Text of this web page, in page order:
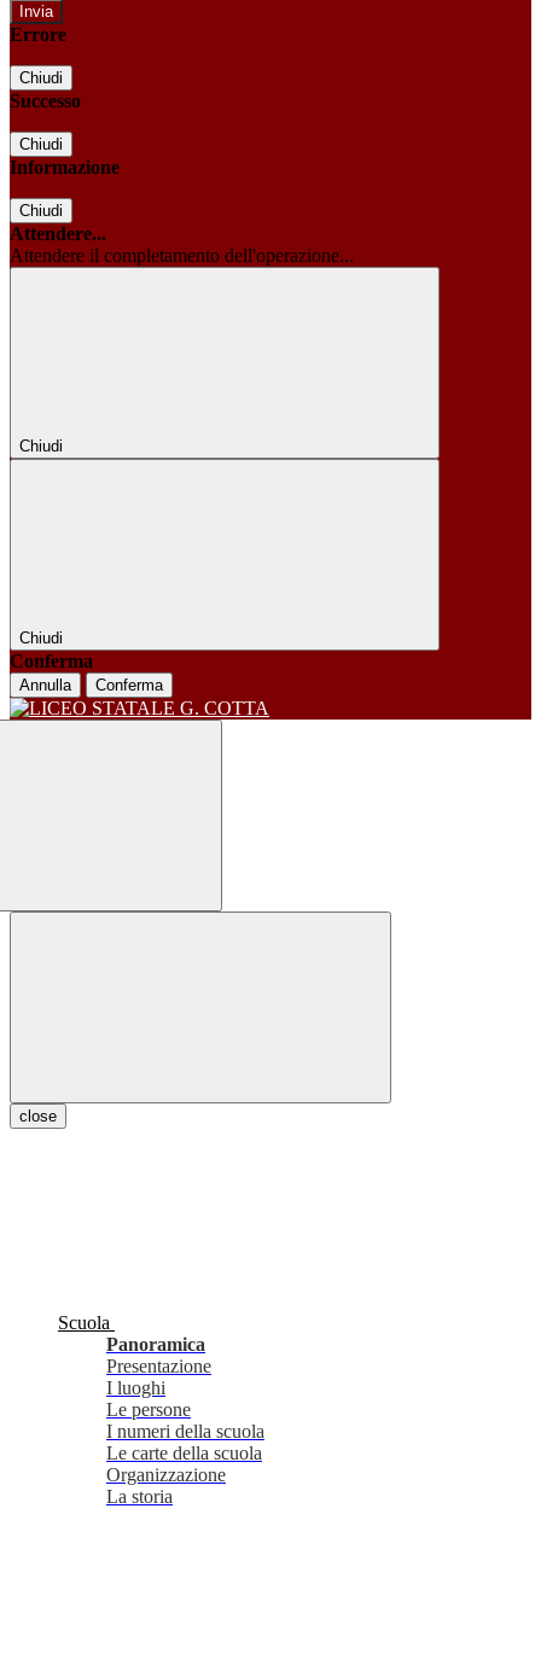
Errore
Chiudi
Successo
Chiudi
Informazione
Chiudi
Attendere...
Attendere il completamento dell'operazione...
Chiudi
Chiudi
Conferma
Annulla Conferma
close
Scuola
Panoramica
Presentazione
I luoghi
Le persone
I numeri della scuola
Le carte della scuola
Organizzazione
La storia